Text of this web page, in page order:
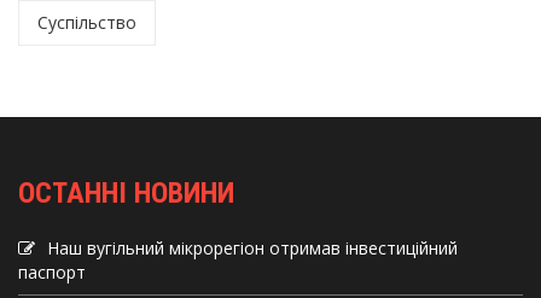
Суспільство
ОСТАННІ НОВИНИ
Наш вугільний мікрорегіон отримав інвеcтиційний
паспорт